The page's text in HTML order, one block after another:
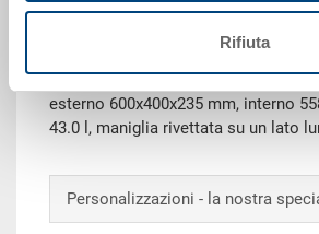
Rifiuta
10^4 -10^10 Ohm, contenitore nero,
esterno 600x400x235 mm, interno
43.0 l, maniglia rivettata su un lato
Personalizzazioni - la nostra